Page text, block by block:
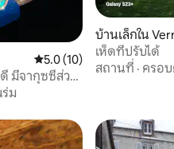
คะแนนเฉลี่ย 5.0 จาก 5, 10
5.0 (10)
มีจากุซซี่ส่วน
ม
บ้านเล็กใน
เห็ดที่ปรับได้
สถานที่ · ครอ